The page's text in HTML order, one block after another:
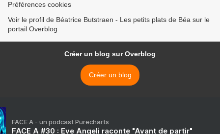
Préférences cookies
Voir le profil de Béatrice Butstraen - Les petits plats de Béa sur le
portail Overblog
Créer un blog sur Overblog
Créer un blog
FACE A - un podcast Purecharts
FACE A #30 : Eve Angeli raconte "Avant de partir"